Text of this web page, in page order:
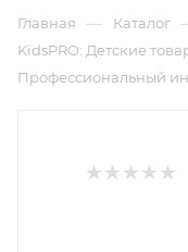
Главная — Каталог
KidsPRO: Детские
Профессиональный